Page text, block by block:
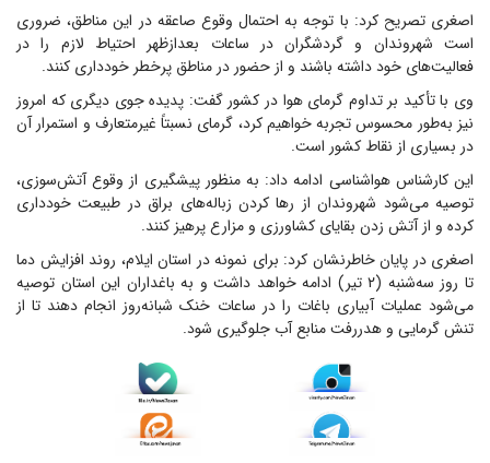
اصغری تصریح کرد: با توجه به احتمال وقوع صاعقه در این مناطق، ضروری
است شهروندان و گردشگران در ساعات بعدازظهر احتیاط لازم را در
فعالیت‌های خود داشته باشند و از حضور در مناطق پرخطر خودداری کنند.
وی با تأکید بر تداوم گرمای هوا در کشور گفت: پدیده جوی دیگری که امروز
نیز به‌طور محسوس تجربه خواهیم کرد، گرمای نسبتاً غیرمتعارف و استمرار آن
در بسیاری از نقاط کشور است.
این کارشناس هواشناسی ادامه داد: به منظور پیشگیری از وقوع آتش‌سوزی،
توصیه می‌شود شهروندان از رها کردن زباله‌های براق در طبیعت خودداری
کرده و از آتش زدن بقایای کشاورزی و مزارع پرهیز کنند.
اصغری در پایان خاطرنشان کرد: برای نمونه در استان ایلام، روند افزایش دما
تا روز سه‌شنبه (۲ تیر) ادامه خواهد داشت و به باغداران این استان توصیه
می‌شود عملیات آبیاری باغات را در ساعات خنک شبانه‌روز انجام دهند تا از
تنش گرمایی و هدررفت منابع آب جلوگیری شود.